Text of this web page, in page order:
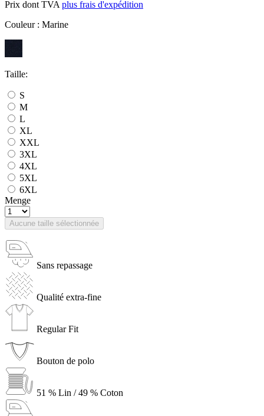
Prix dont TVA plus frais d'expédition
Couleur : Marine
Taille:
S
M
L
XL
XXL
3XL
4XL
5XL
6XL
Menge
Aucune taille sélectionnée
Sans repassage
Qualité extra-fine
Regular Fit
Bouton de polo
51 % Lin / 49 % Coton